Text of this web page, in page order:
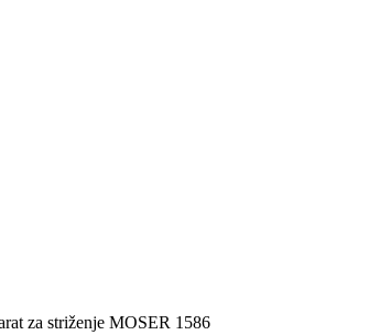
za striženje MOSER 1586